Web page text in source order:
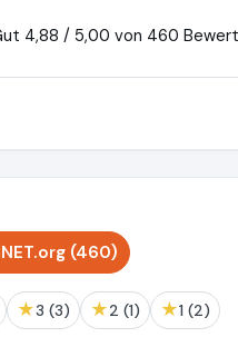
4,88 / 5,00 von 460
(460)
★ 3 (3) ★ 2 (1) ★ 1 (2)